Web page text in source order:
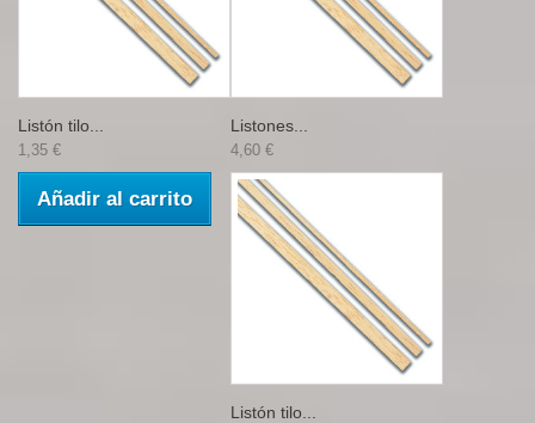
Listón tilo...
1,35 €
Añadir al carrito
Listones...
4,60 €
Listón tilo...